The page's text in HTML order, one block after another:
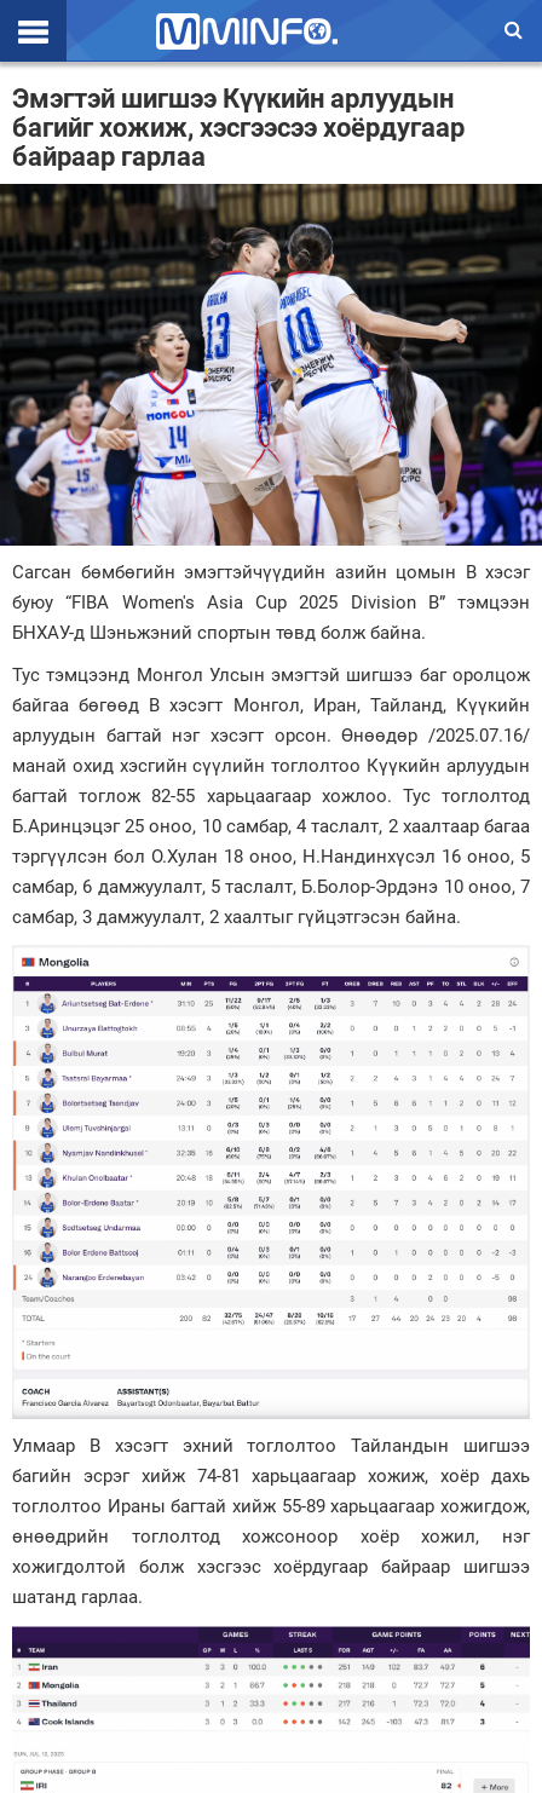
Эхлэл
Цаг агаар
Валют ханш
Улс төр
Эдийн засаг
Үзэл бодол
Спорт
Нийгэм
Дэлхий
Энтертайнмэнт
Зурхай
Эмэгтэй шигшээ Күүкийн арлуудын
багийг хожиж, хэсгээсээ хоёрдугаар
байраар гарлаа
Сагсан бөмбөгийн эмэгтэйчүүдийн азийн цомын В хэсэг
буюу “FIBA Women's Asia Cup 2025 Division B” тэмцээн
БНХАУ-д Шэньжэний спортын төвд болж байна.
Тус тэмцээнд Монгол Улсын эмэгтэй шигшээ баг оролцож
байгаа бөгөөд В хэсэгт Монгол, Иран, Тайланд, Күүкийн
арлуудын багтай нэг хэсэгт орсон. Өнөөдөр /2025.07.16/
манай охид хэсгийн сүүлийн тоглолтоо Күүкийн арлуудын
багтай тоглож 82-55 харьцаагаар хожлоо. Тус тоглолтод
Б.Аринцэцэг 25 оноо, 10 самбар, 4 таслалт, 2 хаалтаар багаа
тэргүүлсэн бол О.Хулан 18 оноо, Н.Нандинхүсэл 16 оноо, 5
самбар, 6 дамжуулалт, 5 таслалт, Б.Болор-Эрдэнэ 10 оноо, 7
самбар, 3 дамжуулалт, 2 хаалтыг гүйцэтгэсэн байна.
Улмаар В хэсэгт эхний тоглолтоо Тайландын шигшээ
багийн эсрэг хийж 74-81 харьцаагаар хожиж, хоёр дахь
тоглолтоо Ираны багтай хийж 55-89 харьцаагаар хожигдож,
өнөөдрийн тоглолтод хожсоноор хоёр хожил, нэг
хожигдолтой болж хэсгээс хоёрдугаар байраар шигшээ
шатанд гарлаа.